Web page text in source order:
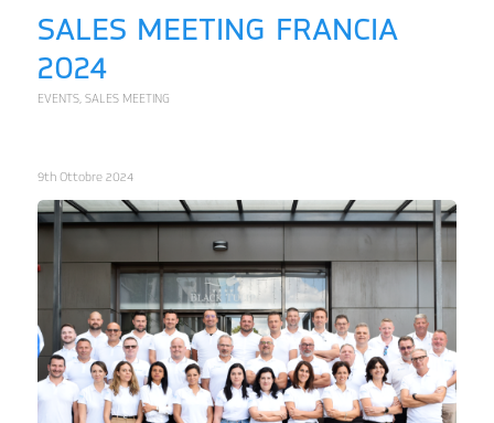
SALES MEETING FRANCIA
2024
EVENTS, SALES MEETING
9th Ottobre 2024